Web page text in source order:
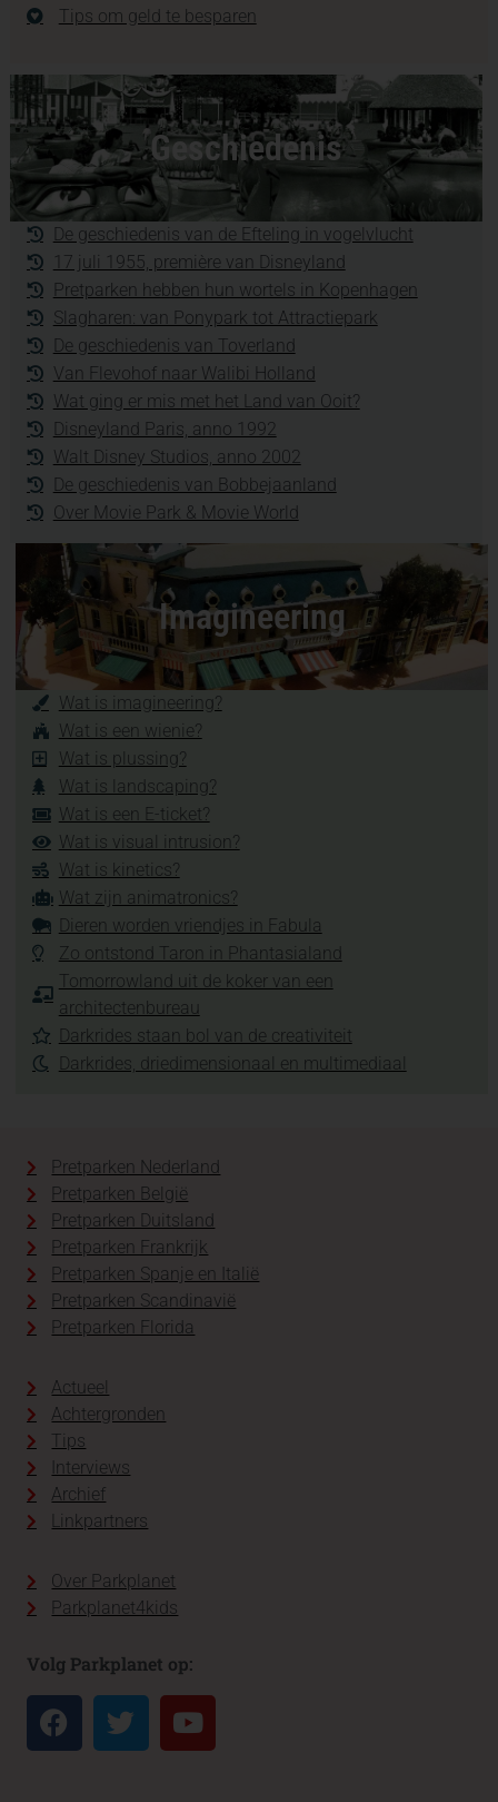
Tips om geld te besparen
Geschiedenis
De geschiedenis van de Efteling in vogelvlucht
17 juli 1955, première van Disneyland
Pretparken hebben hun wortels in Kopenhagen
Slagharen: van Ponypark tot Attractiepark
De geschiedenis van Toverland
Van Flevohof naar Walibi Holland
Wat ging er mis met het Land van Ooit?
Disneyland Paris, anno 1992
Walt Disney Studios, anno 2002
De geschiedenis van Bobbejaanland
Over Movie Park & Movie World
Imagineering
Wat is imagineering?
Wat is een wienie?
Wat is plussing?
Wat is landscaping?
Wat is een E-ticket?
Wat is visual intrusion?
Wat is kinetics?
Wat zijn animatronics?
Dieren worden vriendjes in Fabula
Zo ontstond Taron in Phantasialand
Tomorrowland uit de koker van een
architectenbureau
Darkrides staan bol van de creativiteit
Darkrides, driedimensionaal en multimediaal
Pretparken Nederland
Pretparken België
Pretparken Duitsland
Pretparken Frankrijk
Pretparken Spanje en Italië
Pretparken Scandinavië
Pretparken Florida
Actueel
Achtergronden
Tips
Interviews
Archief
Linkpartners
Over Parkplanet
Parkplanet4kids
Volg Parkplanet op: